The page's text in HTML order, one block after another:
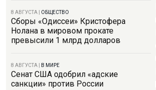
8 АВГУСТА ОБЩЕСТВО
Сборы «Одиссеи» Кристофера
Нолана в мировом прокате
превысили 1 млрд долларов
8 АВГУСТА В МИРЕ
Сенат США одобрил «адские
санкции» против России